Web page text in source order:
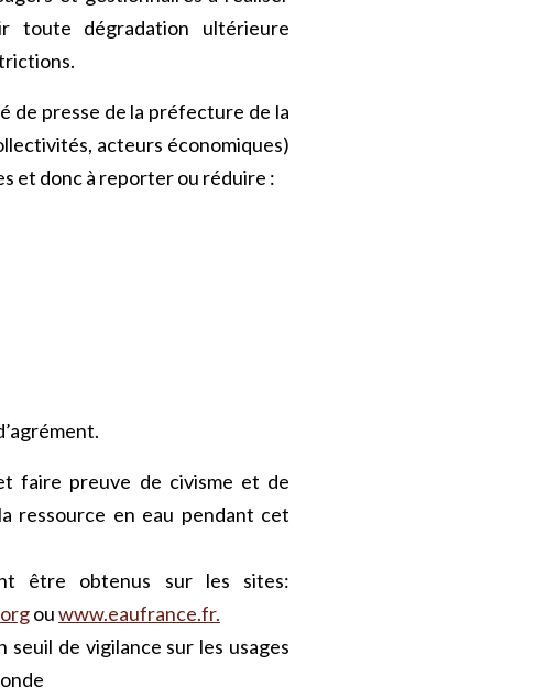
toute dégradation ultérieure
de presse de la préfecture de la
acteurs économiques)
et donc à reporter ou réduire :
faire preuve de civisme et de
ressource en eau pendant cet
être obtenus sur les sites:
ouwww.eaufrance.fr.
de vigilance sur les usages